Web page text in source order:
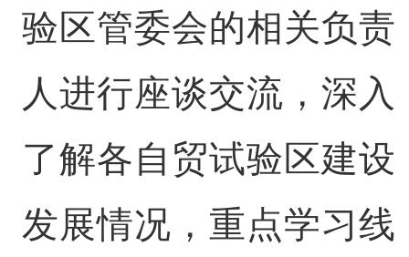
验区管委会的相关负责
人进行座谈交流，深入
了解各自贸试验区建设
发展情况，重点学习线